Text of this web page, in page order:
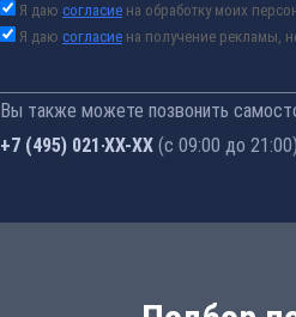
Я даю согласие на обработку моих
Я даю согласие на получение рекламы,
Вы также можете позвонить
+7 (495) 021-41-76 (с 09:00 до 21:00)